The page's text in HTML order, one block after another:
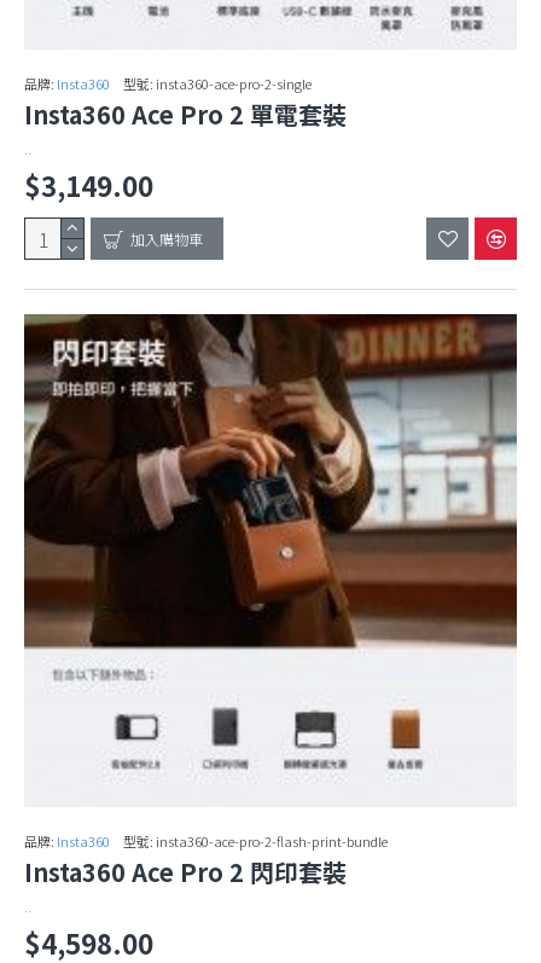
品牌: Insta360 型號: insta360-ace-pro-2-single
Insta360 Ace Pro 2 單電套裝
..
$3,149.00
加入購物車
品牌: Insta360 型號: insta360-ace-pro-2-flash-print-bundle
Insta360 Ace Pro 2 閃印套裝
..
$4,598.00